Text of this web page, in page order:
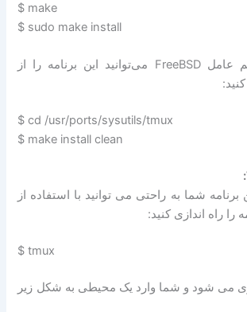
$ make
$ sudo make install
همچنین در سیستم عامل FreeBSD می‌توانید این برنامه را از
$ cd /usr/ports/sysutils/tmux
$ make install clean
برنامه شما به راحتی می توانید با استفاده از
را راه اندازی کنید:
$ tmux
می شود و شما وارد یک محیطی به شکل زیر